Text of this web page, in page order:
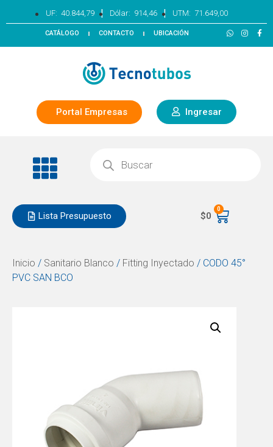
UF: 40.844,79 | Dólar: 914,46 | UTM: 71.649,00
CATÁLOGO CONTACTO UBICACIÓN
Portal Empresas Ingresar
Lista Presupuesto $0
0
Inicio / Sanitario Blanco / Fitting Inyectado / CODO 45°
PVC SAN BCO